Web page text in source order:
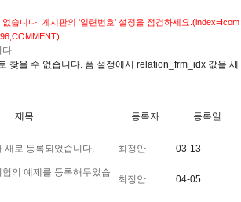
습니다. 게시판의 '일련번호' 설정을 점검하세요.(index=Icom
다.
찾을 수 없습니다. 폼 설정에서 relation_frm_idx 값을 세
제목 등록자 등록일
새로 등록되었습니다. 최정안 03-13
의 예제를 등록해두었습
최정안 04-05